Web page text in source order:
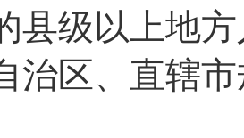
县级以上地
治区、直辖